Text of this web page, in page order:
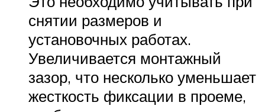
снятии размеров и
установочных работах.
Увеличивается монтажный
зазор, что несколько уменьшает
жесткость фиксации в проеме,